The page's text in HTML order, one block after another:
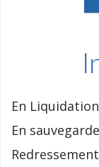
En
En sauvegarde